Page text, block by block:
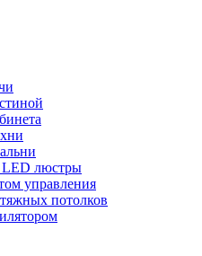
LED люстры
управления
потолков